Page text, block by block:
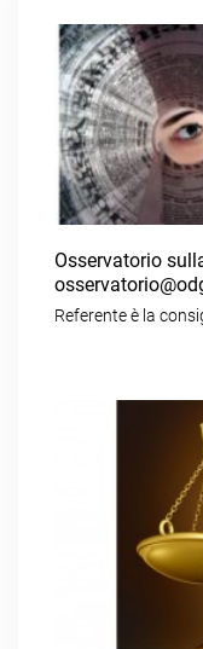
Osservatorio
Referente è la